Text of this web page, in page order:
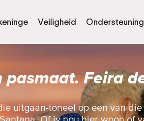
Veiligheid Ondersteuning
pasmaat. Feira
uitgaan-toneel op een van